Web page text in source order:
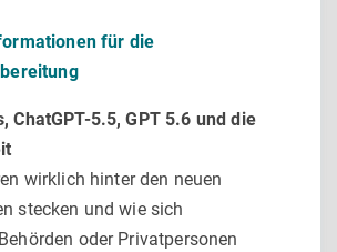
für die
ChatGPT-5.5, GPT 5.6 und die
wirklich hinter den neuen
stecken und wie sich
oder Privatpersonen